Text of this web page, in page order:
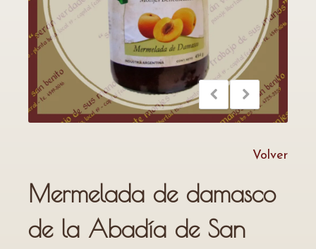
Volver
Mermelada de damasco
de la Abadía de San